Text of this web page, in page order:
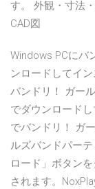
す。 外観・寸法
CAD図
Windows PCにバ
ンロードしてイ
バンドリ！ ガー
でダウンロード
でバンドリ！ ガ
ルズバンドパー
ロード」ボタン
されます。